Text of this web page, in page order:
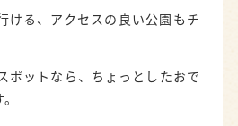
ける、アクセスの良い公園もチ
ポットなら、ちょっとしたおで